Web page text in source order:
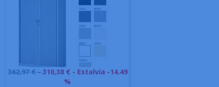
Preu
362,97 € -310,38 € - Estalvia -14.49
%